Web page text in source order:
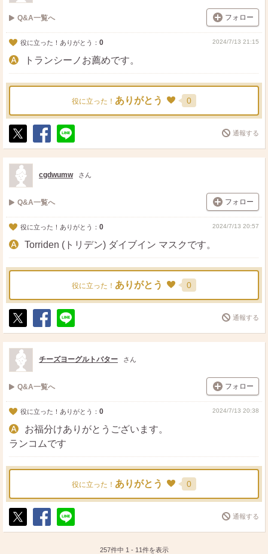
Q&A一覧へ フォロー
役に立った！ありがとう： 0 2024/7/13 21:15
トランシーノお薦めです。
役に立った！ ありがとう 0
ポ
ス
ト
シ
ェ
送
る
通報する
cgdwumw さん
Q&A一覧へ フォロー
役に立った！ありがとう： 0 2024/7/13 20:57
Torriden (トリデン) ダイブイン マスクです。
役に立った！ ありがとう 0
ポ
ス
ト
シ
ェ
送
る
通報する
チーズヨーグルトバター さん
Q&A一覧へ フォロー
役に立った！ありがとう： 0 2024/7/13 20:38
お福分けありがとうございます。
ランコムです
役に立った！ ありがとう 0
ポ
シ
送
通報する
257件中 1 - 11件を表示